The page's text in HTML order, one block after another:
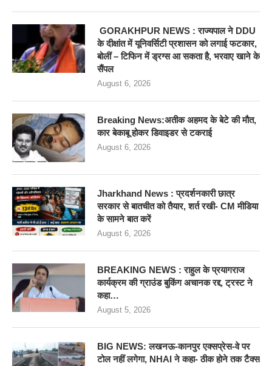
GORAKHPUR NEWS : राज्यपाल ने DDU
के दीक्षांत में यूनिवर्सिटी प्रशासन को लगाई फटकार,
बोलीं – टिफिन में ड्रग्स आ सकता है, भरवाए खाने के
सैंपल
August 6, 2026
Breaking News:अतीक अहमद के बेटे की मौत,
कार बेकाबू होकर डिवाइडर से टकराई
August 6, 2026
Jharkhand News : प्रदर्शनकारी छात्र
सरकार से बातचीत को तैयार, शर्त रखी- CM मीडिया
के सामने बात करें
August 6, 2026
BREAKING NEWS : राहुल के प्रयागराज
कार्यक्रम की ग्राउंड बुकिंग अचानक रद्द, ट्रस्ट ने
कहा…
August 5, 2026
BIG NEWS: लखनऊ-कानपुर एक्सप्रेस-वे पर
टोल नहीं लगेगा, NHAI ने कहा- ठीक होने तक टैक्स